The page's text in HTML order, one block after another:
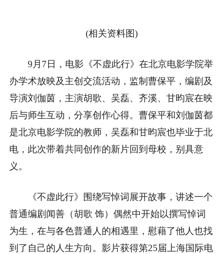
(相关资料图)
9月7日，电影《不虚此行》在北京电影学院举
办学术放映及主创交流活动，监制曹保平，编剧及
导演刘伽茵，主演胡歌、吴磊、齐溪、甘昀宸在映
后与师生互动，分享创作心得。曹保平和刘伽茵都
是北京电影学院的教师，吴磊和甘昀宸也毕业于北
电，此次带着共同创作的新片回到母校，别具意
义。
《不虚此行》围绕写悼词展开故事，讲述一个
普通编剧闻善（胡歌 饰）偶然中开始以撰写悼词
为生，在与各色普通人的相遇里，慰藉了他人也找
到了自己的人生方向。影片获得第25届上海国际电